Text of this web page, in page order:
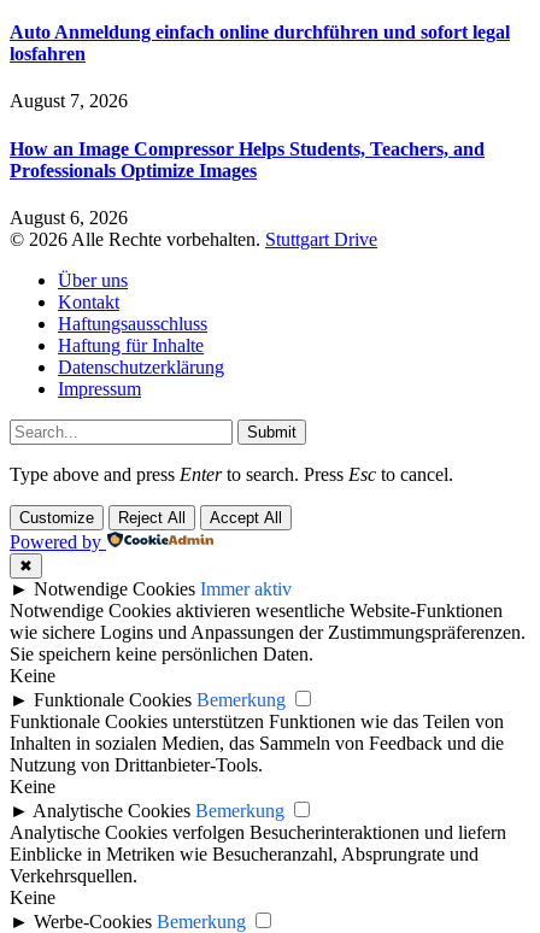
Auto Anmeldung einfach online durchführen und sofort legal
losfahren
August 7, 2026
How an Image Compressor Helps Students, Teachers, and
Professionals Optimize Images
August 6, 2026
© 2026 Alle Rechte vorbehalten. Stuttgart Drive
Über uns
Kontakt
Haftungsausschluss
Haftung für Inhalte
Datenschutzerklärung
Impressum
Submit
Type above and press Enterto search. Press Esc to cancel.
Customize Reject All Accept All
Powered by
✖
► Notwendige Cookies Immer aktiv
Notwendige Cookies aktivieren wesentliche Website-Funktionen
wie sichere Logins und Anpassungen der Zustimmungspräferenzen.
Sie speichern keine persönlichen Daten.
Keine
► Funktionale Cookies Bemerkung
Funktionale Cookies unterstützen Funktionen wie das Teilen von
Inhalten in sozialen Medien, das Sammeln von Feedback und die
Nutzung von Drittanbieter-Tools.
Keine
► Analytische Cookies Bemerkung
Analytische Cookies verfolgen Besucherinteraktionen und liefern
Einblicke in Metriken wie Besucheranzahl, Absprungrate und
Verkehrsquellen.
Keine
► Werbe-Cookies Bemerkung